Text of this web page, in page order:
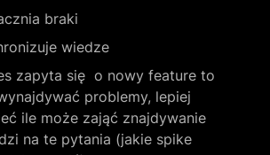
braki
wiedze
zapyta się  o nowy feature to
problemy, lepiej
ile może zająć znajdywanie
na te pytania (jakie spike